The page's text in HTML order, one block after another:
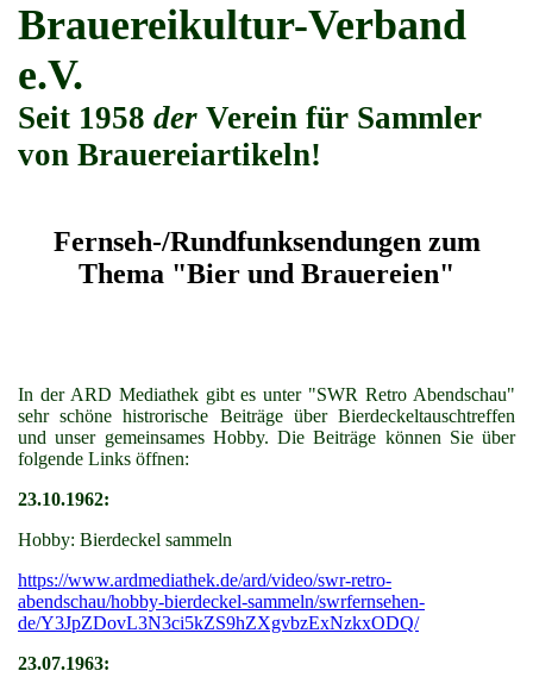
Brauereikultur-Verband
e.V.
Seit 1958 der Verein für Sammler
von Brauereiartikeln!
Fernseh-/Rundfunksendungen zum
Thema "Bier und Brauereien"
In der ARD Mediathek gibt es unter "SWR Retro Abendschau"
sehr schöne histrorische Beiträge über Bierdeckeltauschtreffen
und unser gemeinsames Hobby. Die Beiträge können Sie über
folgende Links öffnen:
23.10.1962:
Hobby: Bierdeckel sammeln
https://www.ardmediathek.de/ard/video/swr-retro-
abendschau/hobby-bierdeckel-sammeln/swrfernsehen-
de/Y3JpZDovL3N3ci5kZS9hZXgvbzExNzkxODQ/
23.07.1963: